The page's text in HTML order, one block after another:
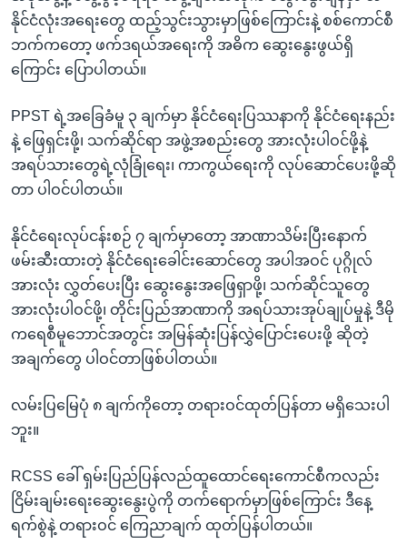
နိုင်ငံလုံးအရေးတွေ ထည့်သွင်းသွားမှာဖြစ်ကြောင်းနဲ့ စစ်ကောင်စီ
ဘက်ကတော့ ဖက်ဒရယ်အရေးကို အဓိက ဆွေးနွေးဖွယ်ရှိ
ကြောင်း ပြောပါတယ်။
PPST ရဲ့အခြေခံမူ ၃ ချက်မှာ နိုင်ငံရေးပြဿနာကို နိုင်ငံရေးနည်း
နဲ့ ဖြေရှင်းဖို့၊ သက်ဆိုင်ရာ အဖွဲ့အစည်းတွေ အားလုံးပါဝင်ဖို့နဲ့
အရပ်သားတွေရဲ့လုံခြုံရေး၊ ကာကွယ်ရေးကို လုပ်ဆောင်ပေးဖို့ဆို
တာ ပါဝင်ပါတယ်။
နိုင်ငံရေးလုပ်ငန်းစဉ် ၇ ချက်မှာတော့ အာဏာသိမ်းပြီးနောက်
ဖမ်းဆီးထားတဲ့ နိုင်ငံရေးခေါင်းဆောင်တွေ အပါအဝင် ပုဂ္ဂိုလ်
အားလုံး လွှတ်ပေးပြီး ဆွေးနွေးအဖြေရှာဖို့၊ သက်ဆိုင်သူတွေ
အားလုံးပါဝင်ဖို့၊ တိုင်းပြည်အာဏာကို အရပ်သားအုပ်ချုပ်မှုနဲ့ ဒီမို
ကရေစီမူဘောင်အတွင်း အမြန်ဆုံးပြန်လွှဲပြောင်းပေးဖို့ ဆိုတဲ့
အချက်တွေ ပါဝင်တာဖြစ်ပါတယ်။
လမ်းပြမြေပုံ ၈ ချက်ကိုတော့ တရားဝင်ထုတ်ပြန်တာ မရှိသေးပါ
ဘူး။
RCSS ခေါ် ရှမ်းပြည်ပြန်လည်ထူထောင်ရေးကောင်စီကလည်း
ငြိမ်းချမ်းရေးဆွေးနွေးပွဲကို တက်ရောက်မှာဖြစ်ကြောင်း ဒီနေ့
ရက်စွဲနဲ့ တရားဝင် ကြေညာချက် ထုတ်ပြန်ပါတယ်။